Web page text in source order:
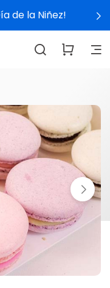
de la Niñez!